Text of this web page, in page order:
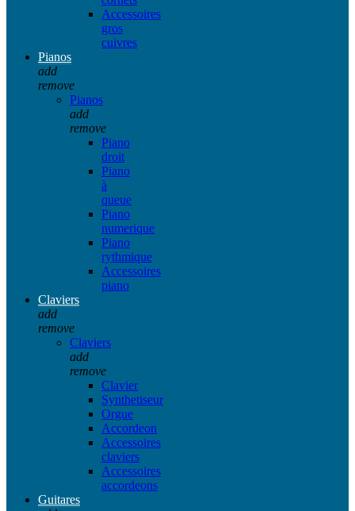
Accessoires
gros
cuivres
Pianos
add
remove
Pianos
add
remove
Piano
droit
Piano
à
queue
Piano
numerique
Piano
rythmique
Accessoires
piano
Claviers
add
remove
Claviers
add
remove
Clavier
Synthetiseur
Orgue
Accordeon
Accessoires
claviers
Accessoires
accordeons
Guitares